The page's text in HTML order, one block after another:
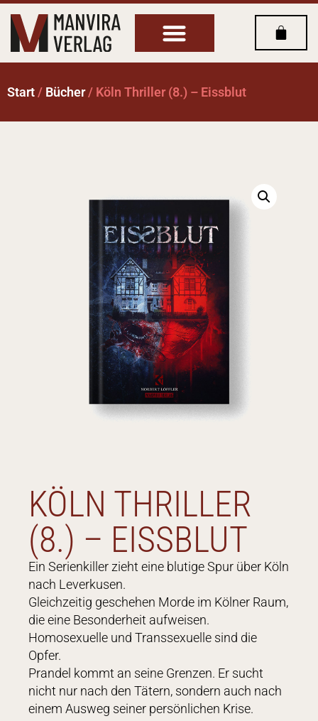
Start / Bücher/ Köln Thriller (8.) – Eissblut
KÖLN THRILLER
(8.) – EISSBLUT
Ein Serienkiller zieht eine blutige Spur über Köln
nach Leverkusen.
Gleichzeitig geschehen Morde im Kölner Raum,
die eine Besonderheit aufweisen.
Homosexuelle und Transsexuelle sind die
Opfer.
Prandel kommt an seine Grenzen. Er sucht
nicht nur nach den Tätern, sondern auch nach
einem Ausweg seiner persönlichen Krise.